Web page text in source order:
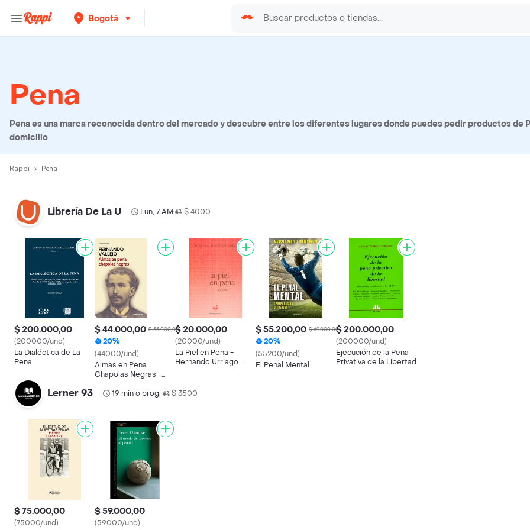
Bogotá
Pena
Pena es una marca reconocida dentro del mercado y descubre entre los diferentes lugares donde puedes pedir productos de
domicilio
Rappi Pena
Librería De La U Lun, 7 AM• $ 4000
$ 200.000,00
(200000/und)
La Dialéctica de La
Pena
$ 44.000,00 $ 55.000,00
20%
(44000/und)
Almas en Pena
Chapolas Negras -
$ 20.000,00
(20000/und)
La Piel en Pena -
Hernando Urriago
$ 55.200,00 $ 69.000,00
20%
(55200/und)
El Penal Mental
$ 200.000,00
(200000/und)
Ejecución de la Pena
Privativa de la Libertad
Lerner 93 19 min o prog.• $ 3500
$ 75.000,00
(75000/und)
$ 59.000,00
(59000/und)